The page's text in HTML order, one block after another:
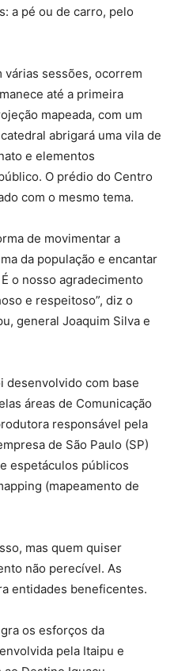
a pé ou de carro, pelo
várias sessões, ocorrem
até a primeira
mapeada, com um
abrigará uma vila de
e elementos
O prédio do Centro
com o mesmo tema.
de movimentar a
da população e encantar
o nosso agradecimento
e respeitoso”, diz o
general Joaquim Silva e
desenvolvido com base
áreas de Comunicação
responsável pela
de São Paulo (SP)
espetáculos públicos
(mapeamento de
mas quem quiser
não perecível. As
entidades beneficentes.
os esforços da
pela Itaipu e